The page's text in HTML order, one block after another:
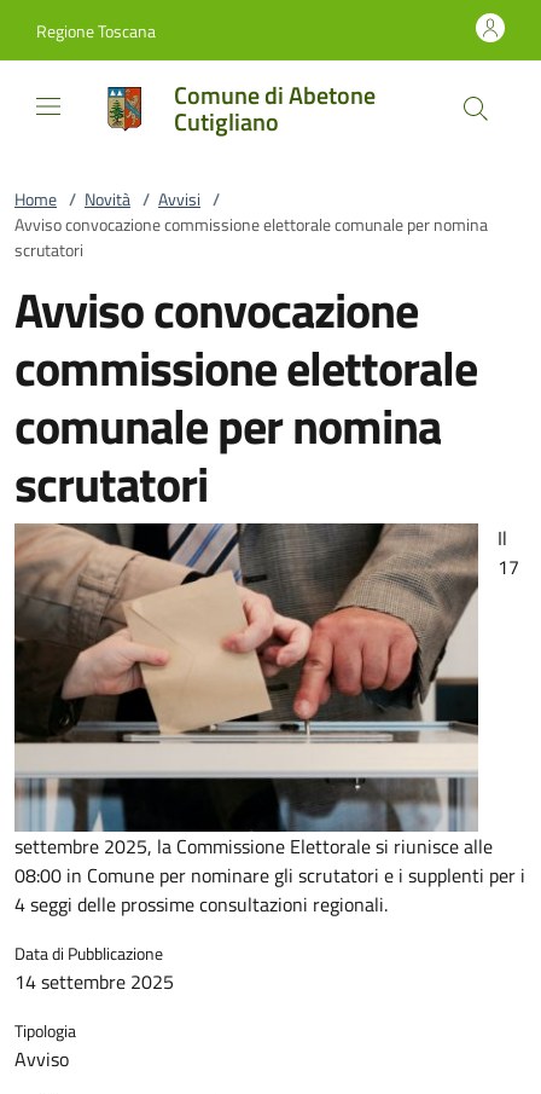
Regione Toscana
Comune di Abetone
Cutigliano
Home / Novità / Avvisi /
Avviso convocazione commissione elettorale comunale per nomina
scrutatori
Avviso convocazione
commissione elettorale
comunale per nomina
scrutatori
Il
17
settembre 2025, la Commissione Elettorale si riunisce alle
08:00 in Comune per nominare gli scrutatori e i supplenti per i
4 seggi delle prossime consultazioni regionali.
Data di Pubblicazione
14 settembre 2025
Tipologia
Avviso